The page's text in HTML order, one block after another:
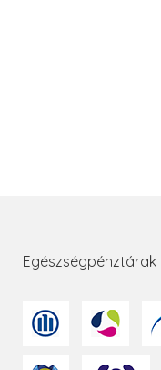
Egészségpénztárak